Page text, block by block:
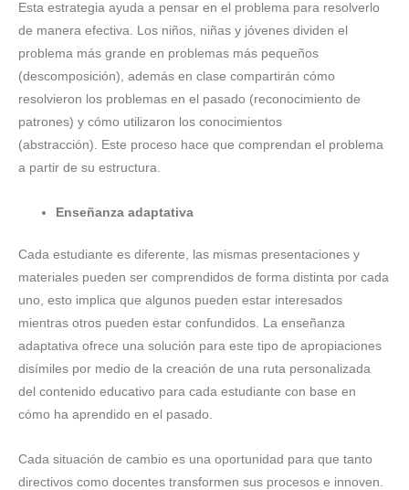
Esta estrategia ayuda a pensar en el problema para resolverlo
de manera efectiva. Los niños, niñas y jóvenes dividen el
problema más grande en problemas más pequeños
(descomposición), además en clase compartirán cómo
resolvieron los problemas en el pasado (reconocimiento de
patrones) y cómo utilizaron los conocimientos
(abstracción). Este proceso hace que comprendan el problema
a partir de su estructura.
Enseñanza adaptativa
Cada estudiante es diferente, las mismas presentaciones y
materiales pueden ser comprendidos de forma distinta por cada
uno, esto implica que algunos pueden estar interesados
mientras otros pueden estar confundidos. La enseñanza
adaptativa ofrece una solución para este tipo de apropiaciones
disímiles por medio de la creación de una ruta personalizada
del contenido educativo para cada estudiante con base en
cómo ha aprendido en el pasado.
Cada situación de cambio es una oportunidad para que tanto
directivos como docentes transformen sus procesos e innoven.